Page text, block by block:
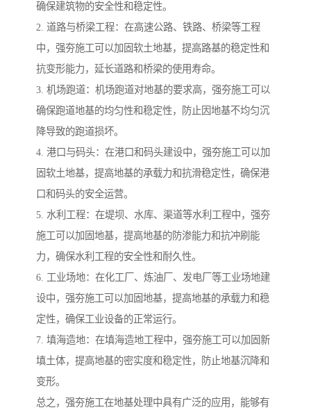
确保建筑物的安全性和稳定性。
2. 道路与桥梁工程：在高速公路、铁路、桥梁等工程
中，强夯施工可以加固软土地基，提高路基的稳定性和
抗变形能力，延长道路和桥梁的使用寿命。
3. 机场跑道：机场跑道对地基的要求高，强夯施工可以
确保跑道地基的均匀性和稳定性，防止因地基不均匀沉
降导致的跑道损坏。
4. 港口与码头：在港口和码头建设中，强夯施工可以加
固软土地基，提高地基的承载力和抗滑稳定性，确保港
口和码头的安全运营。
5. 水利工程：在堤坝、水库、渠道等水利工程中，强夯
施工可以加固地基，提高地基的防渗能力和抗冲刷能
力，确保水利工程的安全性和耐久性。
6. 工业场地：在化工厂、炼油厂、发电厂等工业场地建
设中，强夯施工可以加固地基，提高地基的承载力和稳
定性，确保工业设备的正常运行。
7. 填海造地：在填海造地工程中，强夯施工可以加固新
填土体，提高地基的密实度和稳定性，防止地基沉降和
变形。
总之，强夯施工在地基处理中具有广泛的应用，能够有